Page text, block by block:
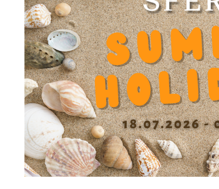
订阅我们的通讯
分享本页
LinkedInTwitterEmail WhatsApp